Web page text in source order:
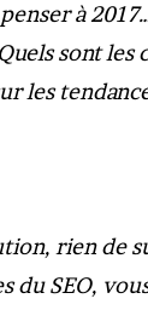
à
sont les
les
rien de
du SEO,